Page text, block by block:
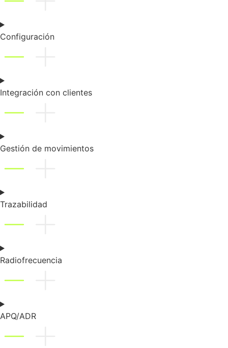
Configuración
Integración con clientes
Gestión de movimientos
Trazabilidad
Radiofrecuencia
APQ/ADR